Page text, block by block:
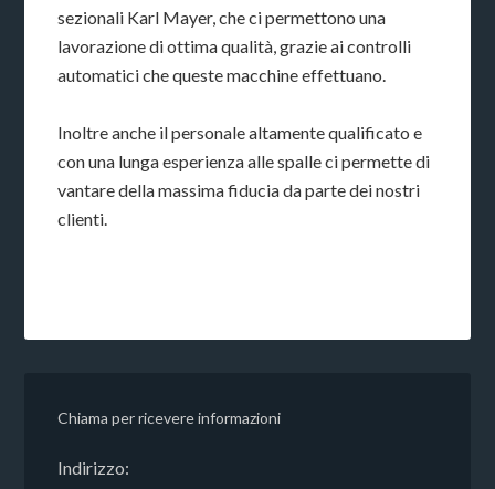
sezionali Karl Mayer, che ci permettono una
lavorazione di ottima qualità, grazie ai controlli
automatici che queste macchine effettuano.
Inoltre anche il personale altamente qualificato e
con una lunga esperienza alle spalle ci permette di
vantare della massima fiducia da parte dei nostri
clienti.
Chiama per ricevere informazioni
Indirizzo: